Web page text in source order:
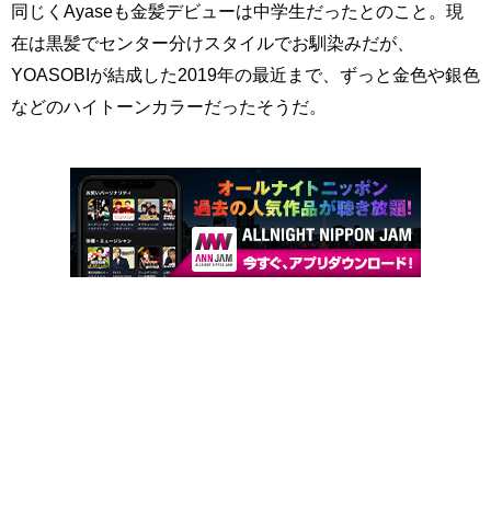
同じくAyaseも金髪デビューは中学生だったとのこと。現
在は黒髪でセンター分けスタイルでお馴染みだが、
YOASOBIが結成した2019年の最近まで、ずっと金色や銀色
などのハイトーンカラーだったそうだ。